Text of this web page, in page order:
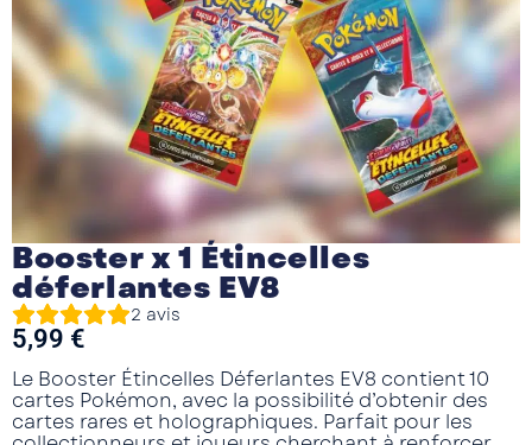
Booster x 1 Étincelles
déferlantes EV8
2 avis
5,99 €
Le Booster Étincelles Déferlantes EV8 contient 10
cartes Pokémon, avec la possibilité d’obtenir des
cartes rares et holographiques. Parfait pour les